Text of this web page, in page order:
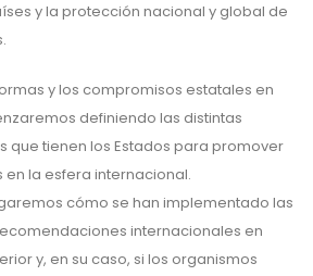
y la protección nacional y global de
y los compromisos estatales en
definiendo las distintas
que tienen los Estados para promover
la esfera internacional.
cómo se han implementado las
internacionales en
y, en su caso, si los organismos